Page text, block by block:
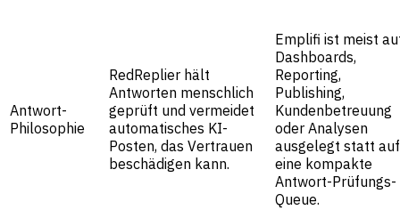
Antwort-
Philosophie
RedReplier hält
Antworten menschlich
geprüft und vermeidet
automatisches KI-
Posten, das Vertrauen
beschädigen kann.
Emplifi ist meist
Dashboards,
Reporting,
Publishing,
Kundenbetreuung
oder Analysen
ausgelegt statt auf
eine kompakte
Antwort-Prüfungs-
Queue.